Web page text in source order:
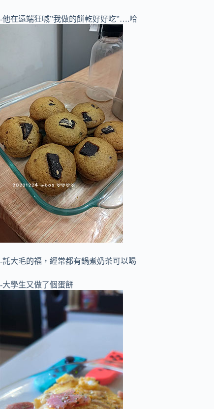
-他在遠端狂喊”我做的餅乾好好吃”….哈
-託大毛的福，經常都有鍋煮奶茶可以喝
-大學生又做了個蛋餅